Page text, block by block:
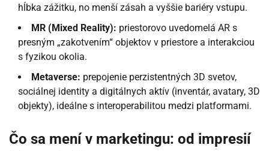
hĺbka zážitku, no menší zásah a vyššie bariéry vstupu.
MR (Mixed Reality): priestorovo uvedomelá AR s
presným „zakotvením“ objektov v priestore a interakciou
s fyzikou okolia.
Metaverse: prepojenie perzistentných 3D svetov,
sociálnej identity a digitálnych aktív (inventár, avatary, 3D
objekty), ideálne s interoperabilitou medzi platformami.
Čo sa mení v marketingu: od impresií